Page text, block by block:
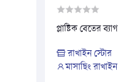
প্লাষ্টিক বেতের ব্যাগ
রাখাইন স্টোর
মাসাছিং রাখাইন